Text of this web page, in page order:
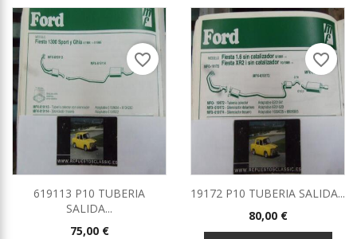
619113 P10 TUBERIA
SALIDA...
Precio
75,00 €
favorite_border
19172 P10 TUBERIA SALIDA...
Precio
80,00 €
favorite_border